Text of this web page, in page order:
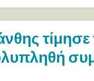
τίμησε